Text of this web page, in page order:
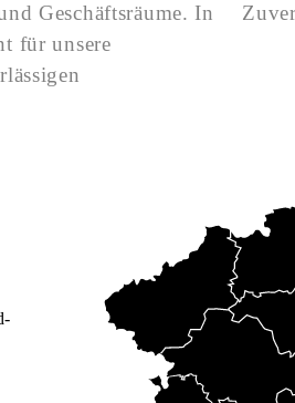
Geschäftsräume. In
für unsere